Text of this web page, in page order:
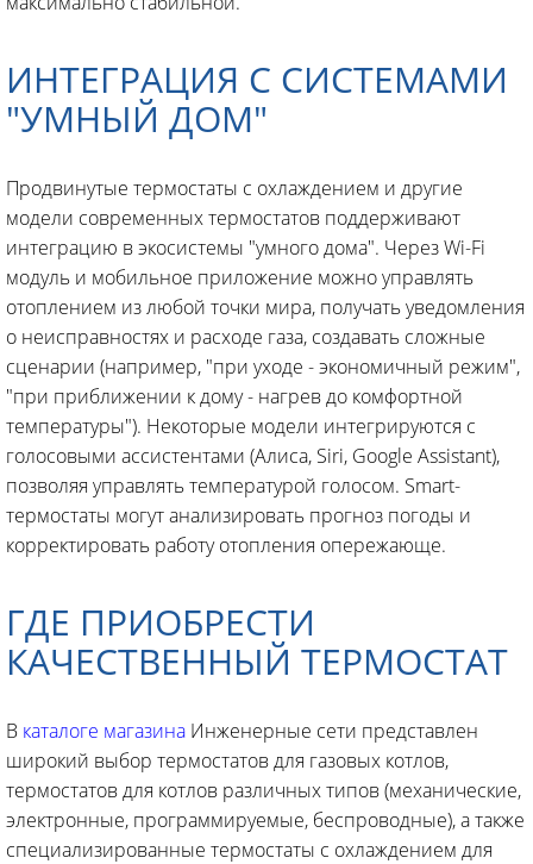
ИНТЕГРАЦИЯ С СИСТЕМАМИ
"УМНЫЙ ДОМ"
Продвинутые термостаты с охлаждением и другие
модели современных термостатов поддерживают
интеграцию в экосистемы "умного дома". Через Wi-Fi
модуль и мобильное приложение можно управлять
отоплением из любой точки мира, получать уведомления
о неисправностях и расходе газа, создавать сложные
сценарии (например, "при уходе - экономичный режим",
"при приближении к дому - нагрев до комфортной
температуры"). Некоторые модели интегрируются с
голосовыми ассистентами (Алиса, Siri, Google Assistant),
позволяя управлять температурой голосом. Smart-
термостаты могут анализировать прогноз погоды и
корректировать работу отопления опережающе.
ГДЕ ПРИОБРЕСТИ
КАЧЕСТВЕННЫЙ ТЕРМОСТАТ
В каталоге магазина Инженерные сети представлен
широкий выбор термостатов для газовых котлов,
термостатов для котлов различных типов (механические,
электронные, программируемые, беспроводные), а также
специализированные термостаты с охлаждением для